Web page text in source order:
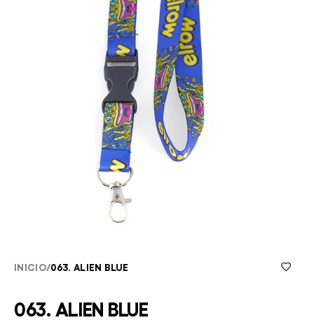
INICIO/063. ALIEN BLUE
063. ALIEN BLUE